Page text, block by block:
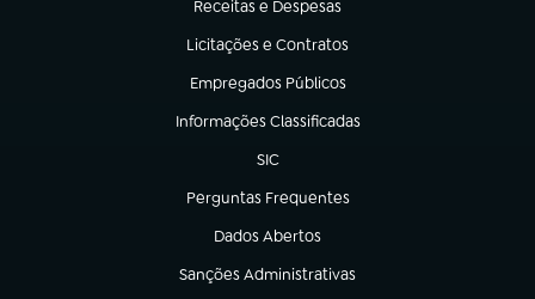
Receitas e Despesas
(abre em nova aba)
Licitações e Contratos
(abre em nova aba)
Empregados Públicos
(abre em nova aba)
Informações Classificadas
(abre em nova aba)
SIC
(abre em nova aba)
Perguntas Frequentes
(abre em nova aba)
Dados Abertos
(abre em nova aba)
Sanções Administrativas
(abre em nova aba)